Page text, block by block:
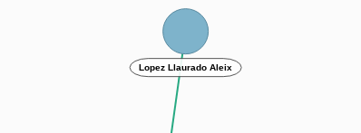
Lopez Llaurado Aleix